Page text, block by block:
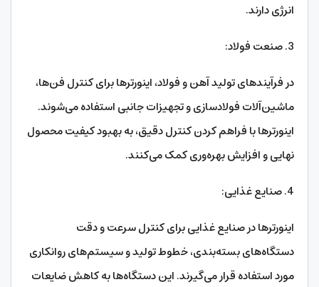
انرژی دارند.
3. صنعت فولاد:
در فرآیندهای تولید آهن و فولاد، اینورترها برای کنترل فن‌ها،
ماشین‌آلات فولادسازی و تجهیزات جانبی استفاده می‌شوند.
اینورترها با فراهم کردن کنترل دقیق، به بهبود کیفیت محصول
نهایی و افزایش بهره‌وری کمک می‌کنند.
4. صنایع غذایی:
اینورترها در صنایع غذایی برای کنترل سرعت و دقت
دستگاه‌های بسته‌بندی، خطوط تولید و سیستم‌های روانکاری
مورد استفاده قرار می‌گیرند. این دستگاه‌ها به کاهش ضایعات